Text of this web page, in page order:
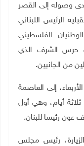
وصوله إلى القصر
الرئيس اللبناني
الفلسطيني
حرس الشرف الذي
من الجانبين.
إلى العاصمة
ثلاثة أيام، وهي أول
عون رئيسا للبنان.
رئيس مجلس